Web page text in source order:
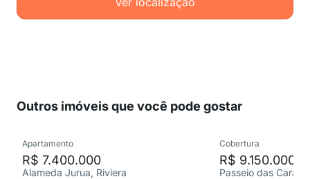
Outros imóveis que você pode gostar
Apartamento
R$ 7.400.000
Alameda Jurua, Riviera
Cobertura
R$ 9.150.000
Passeio das